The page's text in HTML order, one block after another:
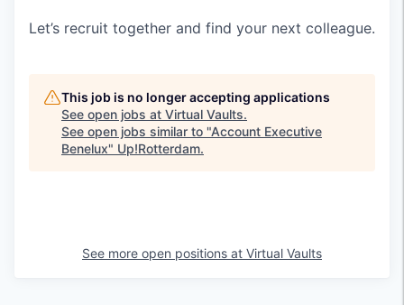
Let’s recruit together and find your next colleague.
This job is no longer accepting applications
See open jobs at Virtual Vaults.
See open jobs similar to "Account Executive
Benelux" Up!Rotterdam.
See more open positions at Virtual Vaults